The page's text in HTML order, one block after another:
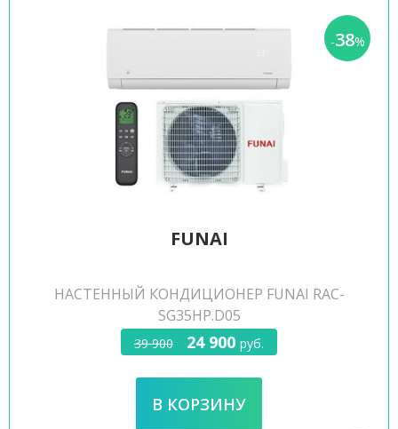
-38%
FUNAI
НАСТЕННЫЙ КОНДИЦИОНЕР FUNAI RAC-
SG35HP.D05
39 900 24 900 руб.